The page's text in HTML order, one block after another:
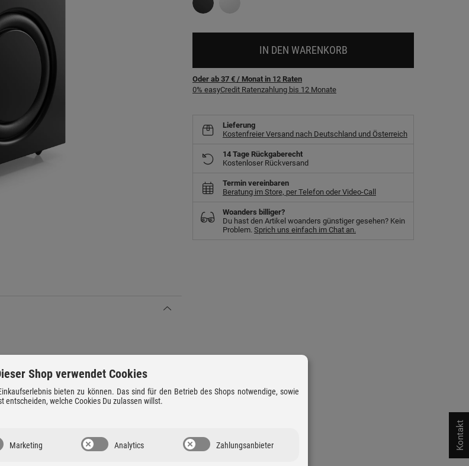
und mit überragender Klangqualität.
IN DEN WARENKORB
Oder ab 37 € / Monat in 12 Raten
0% easyCredit Ratenzahlung bis 12 Monate
Lieferung
Kostenfreier Versand nach Deutschland und Österreich
14 Tage Rückgaberecht
Kostenloser Rückversand
Termin vereinbaren
Beratung im Store, per Telefon oder Video-Call
Woanders billiger?
Du hast den Artikel woanders günstiger gesehen? Kein
Problem. Sprich uns einfach im Chat an.
Kontakt
Shop verwendet Cookies
bieten zu können. Das sind für den Betrieb des Shops notwendige, sowie
entscheiden, welche Cookies Du zulassen willst.
Marketing Analytics Zahlungsanbieter